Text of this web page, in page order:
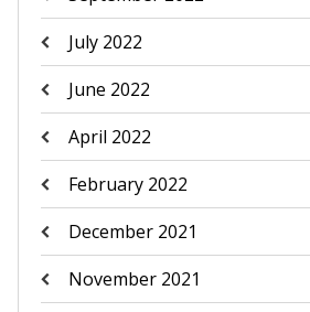
July 2022
June 2022
April 2022
February 2022
December 2021
November 2021